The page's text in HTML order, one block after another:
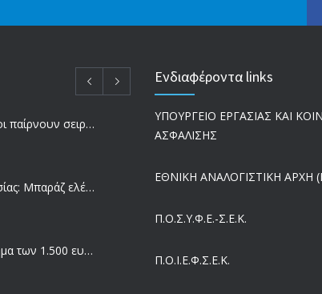
Ποιοι συνταξιούχοι παίρνουν σειρά για επανυπολογισμό σύνταξης με αύξηση και αναδρομικά – Οι εκκρεμότητες ανά Ταμείο
Επιθεώρηση Εργασίας: Μπαράζ ελέγχων με tablets και drones
Μισθός: Το στοίχημα των 1.500 ευρώ – Πόσοι εργαζόμενοι παίρνουν αυτά τα χρήματα
Ενδιαφέροντα links
ΥΠΟΥΡΓΕΙΟ ΕΡΓΑΣΙΑΣ ΚΑΙ
ΑΣΦΑΛΙΣΗΣ
ΕΘΝΙΚΗ ΑΝΑΛΟΓΙΣΤΙΚΗ ΑΡΧΗ
Π.Ο.Σ.Υ.Φ.Ε.-Σ.Ε.Κ.
Π.O.I.Ε.Φ.Σ.Ε.Κ.